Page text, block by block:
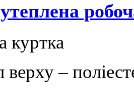
куртка
верху –